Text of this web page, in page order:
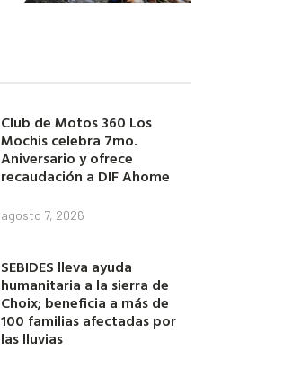
Club de Motos 360 Los
Mochis celebra 7mo.
Aniversario y ofrece
recaudación a DIF Ahome
agosto 7, 2026
SEBIDES lleva ayuda
humanitaria a la sierra de
Choix; beneficia a más de
100 familias afectadas por
las lluvias